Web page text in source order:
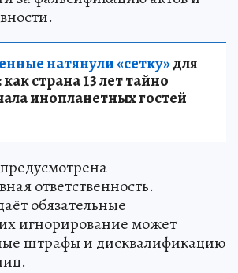
натянули «сетку»для
страна 13 лет тайно
инопланетных гостей
ответственность.
обязательные
игнорирование может
штрафы и дисквалификацию